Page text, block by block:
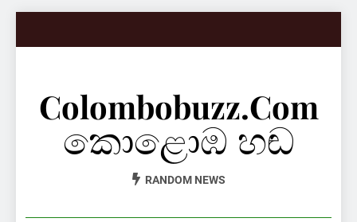
Colombobuzz.com
කොළොඹ හඬ
RANDOM NEWS